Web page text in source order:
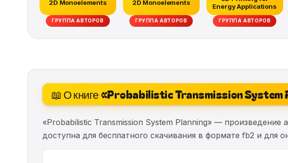
2D Monoelements
ГРУППА АВТОРОВ
2D Monoelements
ГРУППА АВТОРОВ
Energy Applications
ГРУППА АВТОРОВ
📖 О книге «Probabilistic Transmission System
«Probabilistic Transmission System Planning» — произведение
доступна для бесплатного скачивания в формате fb2 и для